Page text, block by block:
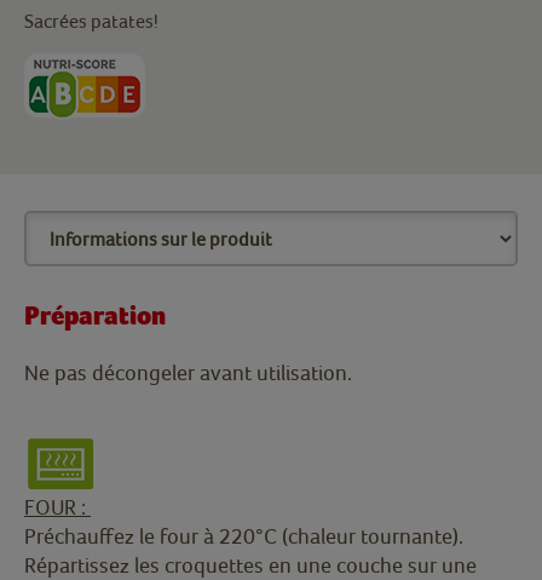
Sacrées patates!
Préparation
Ne pas décongeler avant utilisation.
FOUR :
Préchauffez le four à 220°C (chaleur tournante).
Répartissez les croquettes en une couche sur une